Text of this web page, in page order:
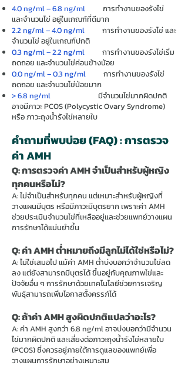
4.0 ng/ml – 6.8 ng/ml
การทำงานของรังไข่
และจำนวนไข่ อยู่ในเกณฑ์ที่ดีมาก
2.2 ng/ml – 4.0 ng/ml การทำงานของรังไข่ และ
จำนวนไข่ อยู่ในเกณฑ์ปกติ
0.3 ng/ml – 2.2 ng/ml
การทำงานของรังไข่เริ่ม
ถดถอย และจำนวนไข่ค่อนข้างน้อย
0.0 ng/ml – 0.3 ng/ml การทำงานของรังไข่
ถดถอย และจำนวนไข่น้อยมาก
> 6.8 ng/ml มีจำนวนไข่มากผิดปกติ
อาจมีภาวะ PCOS (Polycystic Ovary Syndrome)
หรือ ภาวะถุงน้ำรังไข่หลายใบ​
คำถามที่พบบ่อย (FAQ) : การตรวจ
ค่า AMH
Q: การตรวจค่า AMH จำเป็นสำหรับผู้หญิง
ทุกคนหรือไม่?
A: ไม่จำเป็นสำหรับทุกคน แต่เหมาะสำหรับผู้หญิงที่
วางแผนมีบุตร หรือมีภาวะมีบุตรยาก เพราะค่า AMH
ช่วยประเมินจำนวนไข่ที่เหลืออยู่และช่วยแพทย์วางแผน
การรักษาได้แม่นยำขึ้น
Q: ค่า AMH ต่ำหมายถึงมีลูกไม่ได้ใช่หรือไม่?
A: ไม่ใช่เสมอไป แม้ค่า AMH ต่ำบ่งบอกว่าจำนวนไข่ลด
ลง แต่ยังสามารถมีบุตรได้ ขึ้นอยู่กับคุณภาพไข่และ
ปัจจัยอื่น ๆ การรักษาด้วยเทคโนโลยีช่วยการเจริญ
พันธุ์สามารถเพิ่มโอกาสตั้งครรภ์ได้
Q: ถ้าค่า AMH สูงผิดปกติแปลว่าอะไร?
A: ค่า AMH สูงกว่า 6.8 ng/ml อาจบ่งบอกว่ามีจำนวน
ไข่มากผิดปกติ และเสี่ยงต่อภาวะถุงน้ำรังไข่หลายใบ
(PCOS) ซึ่งควรอยู่ภายใต้การดูแลของแพทย์เพื่อ
วางแผนการรักษาอย่างเหมาะสม